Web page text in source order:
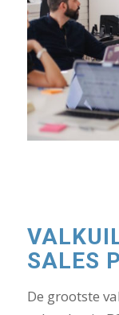
SALES
De grootste